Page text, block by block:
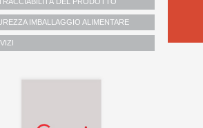
IMBALLAGGIO ALIMENTARE